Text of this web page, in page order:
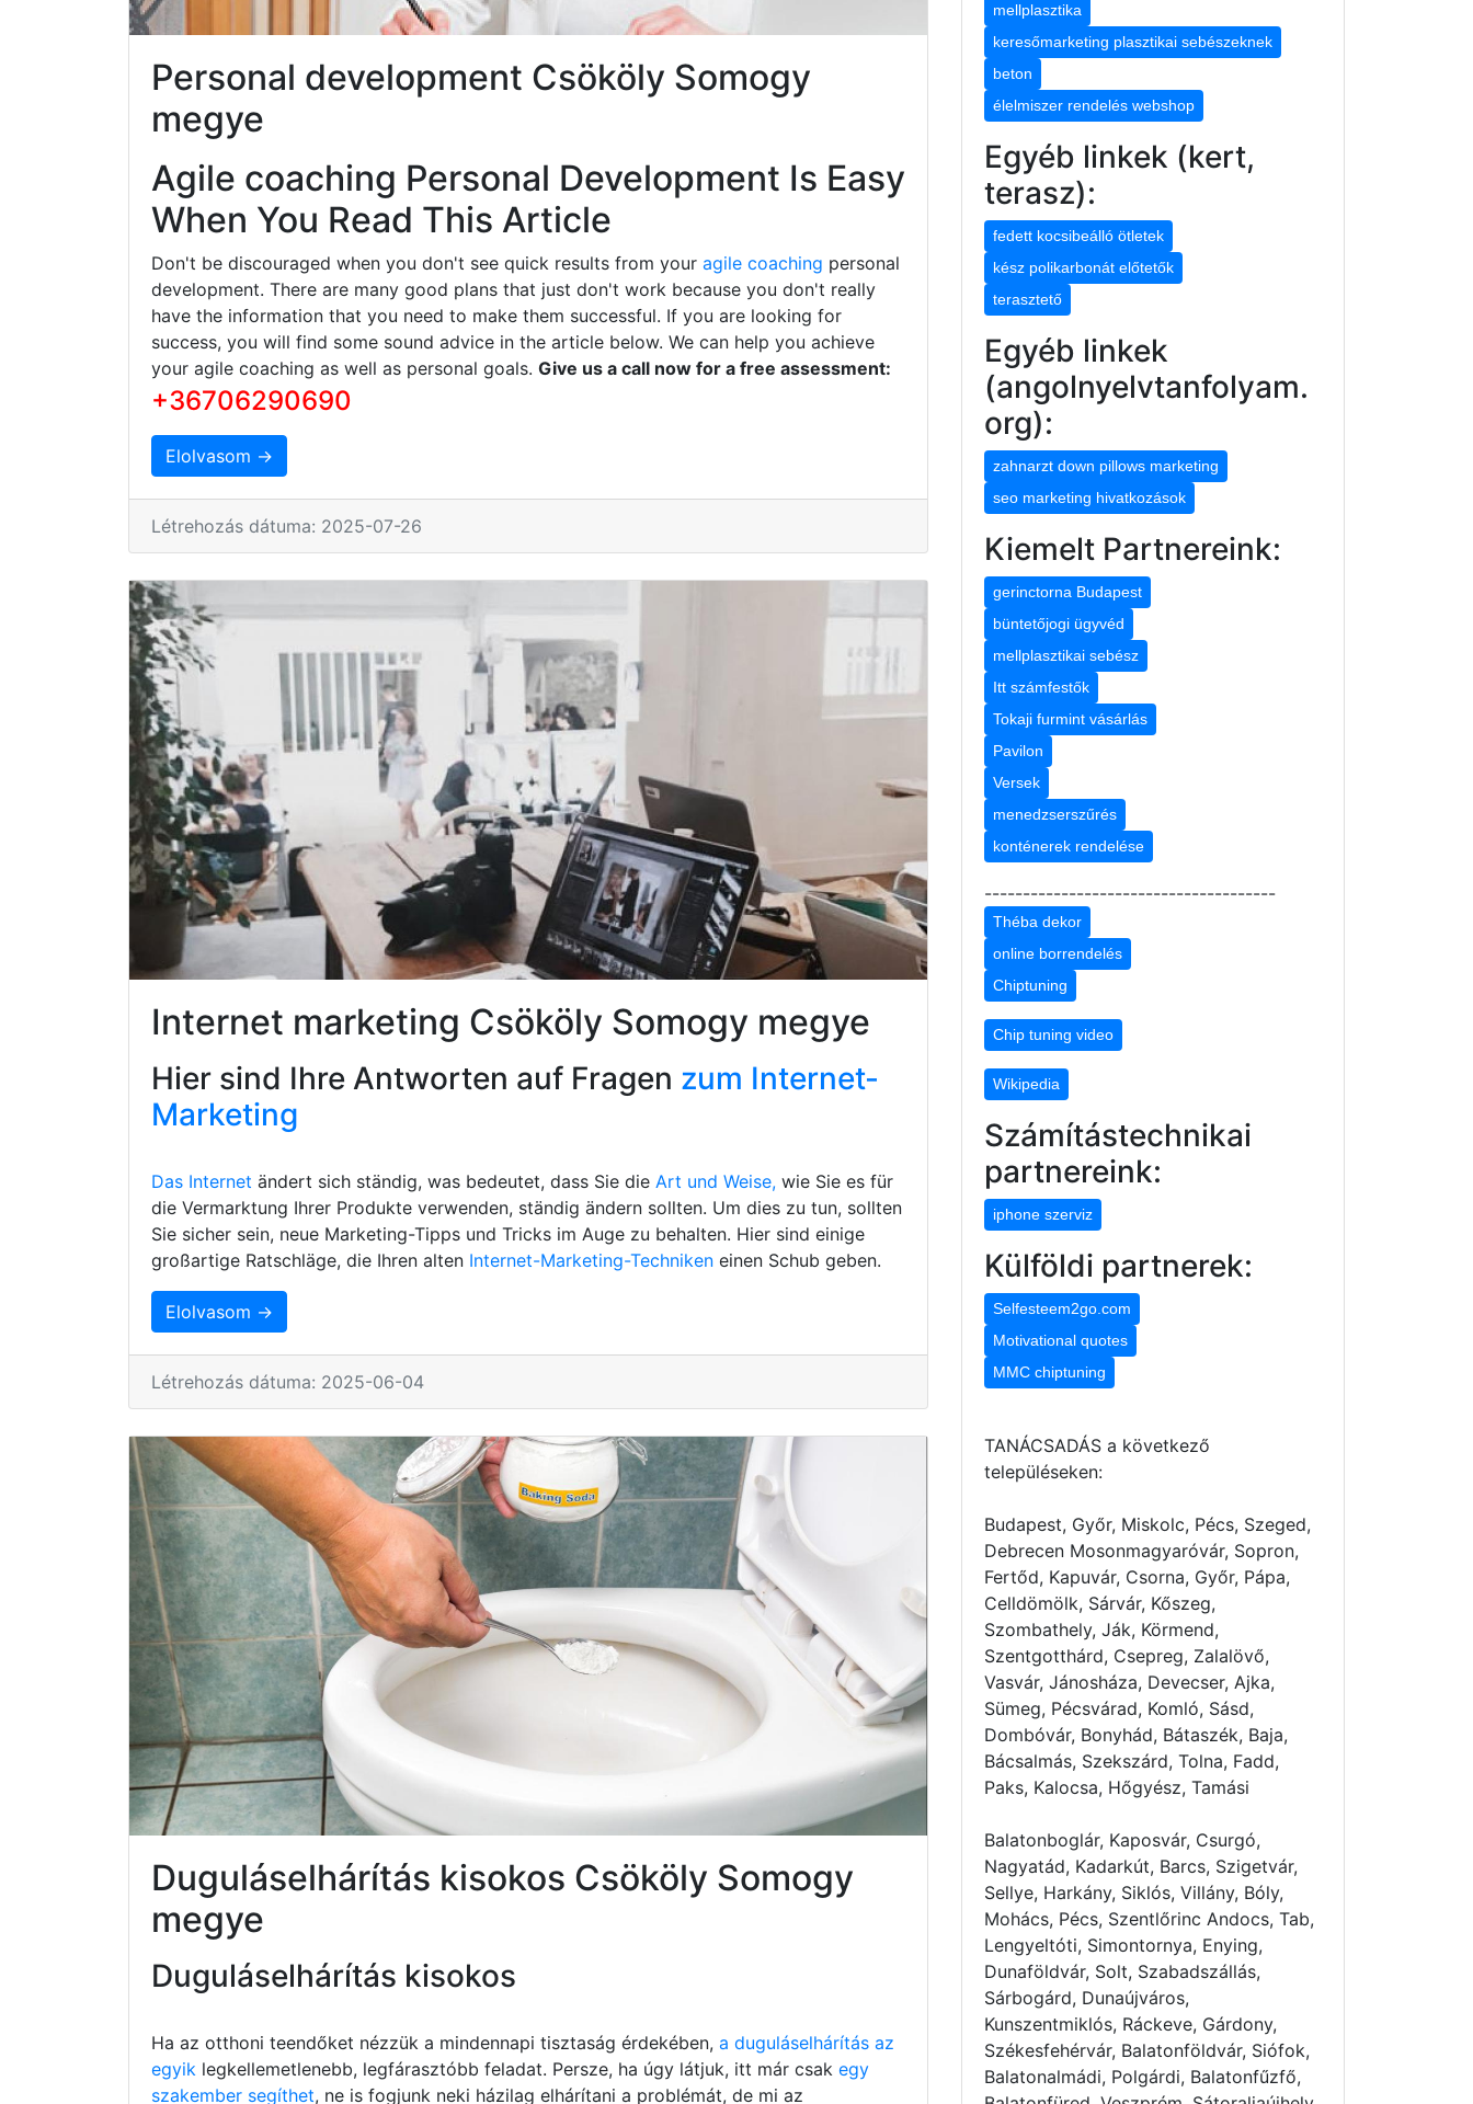
Personal development Csököly Somogy
megye
Agile coaching Personal Development Is Easy
When You Read This Article
Don't be discouraged when you don't see quick results from your agile coaching personal
development. There are many good plans that just don't work because you don't really
have the information that you need to make them successful. If you are looking for
success, you will find some sound advice in the article below. We can help you achieve
your agile coaching as well as personal goals. Give us a call now for a free assessment:
+36706290690
Elolvasom →
Létrehozás dátuma: 2025-07-26
Internet marketing Csököly Somogy megye
Hier sind Ihre Antworten auf Fragen zum Internet-
Marketing
Das Internet ändert sich ständig, was bedeutet, dass Sie die Art und Weise, wie Sie es für
die Vermarktung Ihrer Produkte verwenden, ständig ändern sollten. Um dies zu tun, sollten
Sie sicher sein, neue Marketing-Tipps und Tricks im Auge zu behalten. Hier sind einige
großartige Ratschläge, die Ihren alten Internet-Marketing-Techniken einen Schub geben.
Elolvasom →
Létrehozás dátuma: 2025-06-04
Duguláselhárítás kisokos Csököly Somogy
megye
Duguláselhárítás kisokos
Ha az otthoni teendőket nézzük a mindennapi tisztaság érdekében, a duguláselhárítás az
egyik legkellemetlenebb, legfárasztóbb feladat. Persze, ha úgy látjuk, itt már csak egy
szakember segíthet, ne is fogjunk neki házilag elhárítani a problémát, de mi az
mellplasztika
keresőmarketing plasztikai sebészeknek
beton
élelmiszer rendelés webshop
Egyéb linkek (kert,
terasz):
fedett kocsibeálló ötletek
kész polikarbonát előtetők
terasztető
Egyéb linkek
(angolnyelvtanfolyam.
org):
zahnarzt down pillows marketing
seo marketing hivatkozások
Kiemelt Partnereink:
gerinctorna Budapest
büntetőjogi ügyvéd
mellplasztikai sebész
Itt számfestők
Tokaji furmint vásárlás
Pavilon
Versek
menedzserszűrés
konténerek rendelése
--------------------------------------
Théba dekor
online borrendelés
Chiptuning
Chip tuning video
Wikipedia
Számítástechnikai
partnereink:
iphone szerviz
Külföldi partnerek:
Selfesteem2go.com
Motivational quotes
MMC chiptuning
TANÁCSADÁS a következő
településeken:
Budapest, Győr, Miskolc, Pécs, Szeged,
Debrecen Mosonmagyaróvár, Sopron,
Fertőd, Kapuvár, Csorna, Győr, Pápa,
Celldömölk, Sárvár, Kőszeg,
Szombathely, Ják, Körmend,
Szentgotthárd, Csepreg, Zalalövő,
Vasvár, Jánosháza, Devecser, Ajka,
Sümeg, Pécsvárad, Komló, Sásd,
Dombóvár, Bonyhád, Bátaszék, Baja,
Bácsalmás, Szekszárd, Tolna, Fadd,
Paks, Kalocsa, Hőgyész, Tamási
Balatonboglár, Kaposvár, Csurgó,
Nagyatád, Kadarkút, Barcs, Szigetvár,
Sellye, Harkány, Siklós, Villány, Bóly,
Mohács, Pécs, Szentlőrinc Andocs, Tab,
Lengyeltóti, Simontornya, Enying,
Dunaföldvár, Solt, Szabadszállás,
Sárbogárd, Dunaújváros,
Kunszentmiklós, Ráckeve, Gárdony,
Székesfehérvár, Balatonföldvár, Siófok,
Balatonalmádi, Polgárdi, Balatonfűzfő,